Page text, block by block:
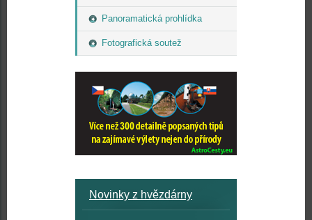
Panoramatická prohlídka
Fotografická soutež
Novinky z hvězdárny